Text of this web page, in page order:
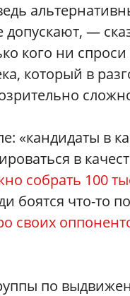
допускают, —
кого ни
который в
«кандидаты в
в
собрать 100
боятся что-то
своих
по